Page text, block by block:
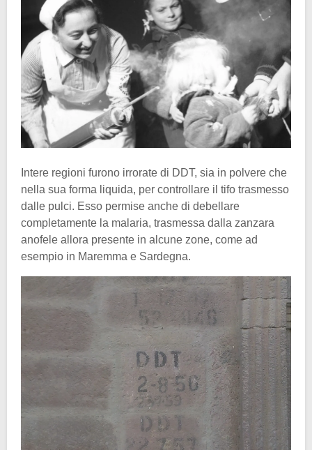
Intere regioni furono irrorate di DDT, sia in polvere che
nella sua forma liquida, per controllare il tifo trasmesso
dalle pulci. Esso permise anche di debellare
completamente la malaria, trasmessa dalla zanzara
anofele allora presente in alcune zone, come ad
esempio in Maremma e Sardegna.